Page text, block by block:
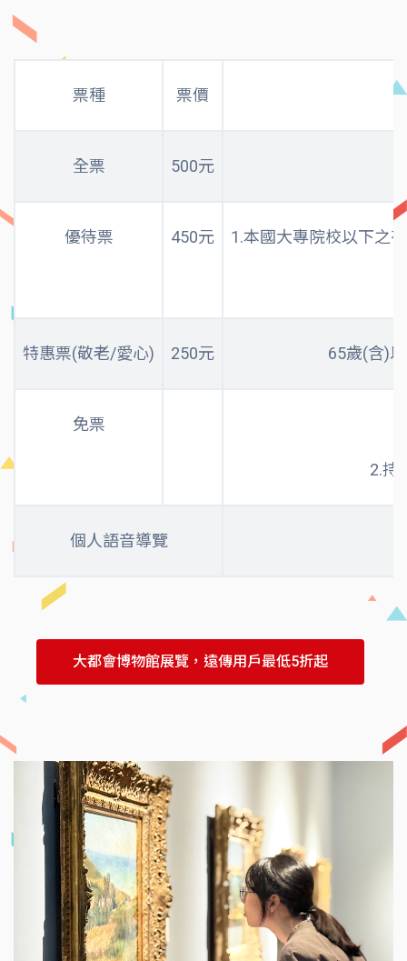
票種 票價
全票 500元
優待票 450元 1.本國大專院校以下之
特惠票(敬老/愛心) 250元 65歲(含)
免票
2.持
個人語音導覽
大都會博物館展覽，遠傳用戶最低5折起